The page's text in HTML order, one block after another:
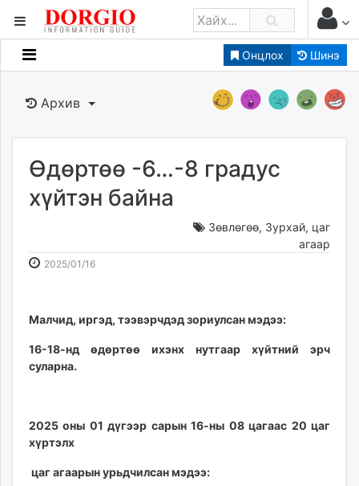
Онцлох Шинэ
Мэдээллийн
Банк санхүү
Бизнес ААН
Төрийн
Нийслэлийн
Gogo.mn
caak.mn
zindaa.mn
tovch.mn
ikon.mn
Eguur.mn
24tsag.mn
shuud.mn
Архив
Өдөртөө -6…-8 градус
хүйтэн байна
Зөвлөгөө, Зурхай, цаг
агаар
2025/01/162025-
09:33:18
2026-
01:15:12
Малчид, иргэд, тээвэрчдэд зориулсан мэдээ:
16-18-нд өдөртөө ихэнх нутгаар хүйтний эрч
суларна.
2025 оны 01 дүгээр сарын 16-ны 08 цагаас 20 цаг
хүртэлх
цаг агаарын урьдчилсан мэдээ: